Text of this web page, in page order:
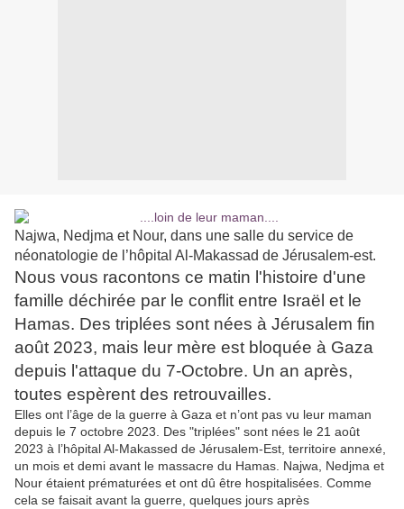
Najwa, Nedjma et Nour, dans une salle du service de
néonatologie de l’hôpital Al-Makassad de Jérusalem-est.
Nous vous racontons ce matin l'histoire d'une
famille déchirée par le conflit entre Israël et le
Hamas. Des triplées sont nées à Jérusalem fin
août 2023, mais leur mère est bloquée à Gaza
depuis l'attaque du 7-Octobre. Un an après,
toutes espèrent des retrouvailles.
Elles ont l’âge de la guerre à Gaza et n’ont pas vu leur maman
depuis le 7 octobre 2023. Des "triplées" sont nées le 21 août
2023 à l’hôpital Al-Makassed de Jérusalem-Est, territoire annexé,
un mois et demi avant le massacre du Hamas. Najwa, Nedjma et
Nour étaient prématurées et ont dû être hospitalisées. Comme
cela se faisait avant la guerre, quelques jours après